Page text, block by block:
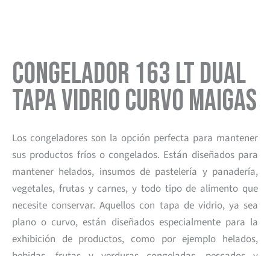
Congelador 163 lt Dual
Tapa Vidrio Curvo Maigas
Los congeladores son la opción perfecta para mantener
sus productos fríos o congelados. Están diseñados para
mantener helados, insumos de pastelería y panadería,
vegetales, frutas y carnes, y todo tipo de alimento que
necesite conservar. Aquellos con tapa de vidrio, ya sea
plano o curvo, están diseñados especialmente para la
exhibición de productos, como por ejemplo helados,